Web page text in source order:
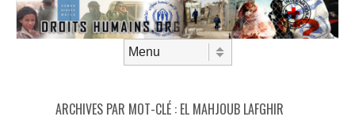
ARCHIVES PAR MOT-CLÉ : EL MAHJOUB LAFGHIR